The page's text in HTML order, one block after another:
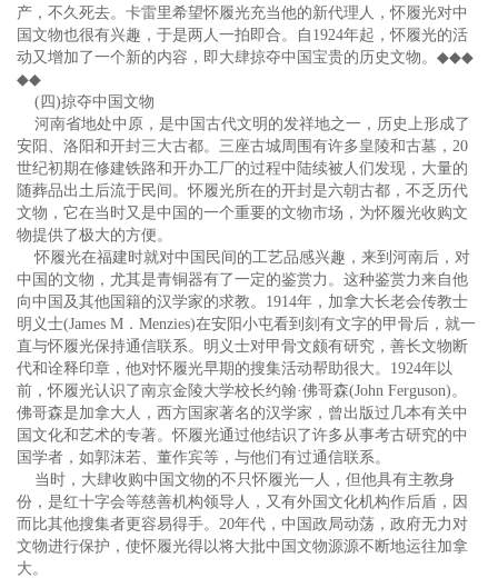
产，不久死去。卡雷里希望怀履光充当他的新代理人，怀履光对中
国文物也很有兴趣，于是两人一拍即合。自1924年起，怀履光的活
动又增加了一个新的内容，即大肆掠夺中国宝贵的历史文物。 ◆◆◆
◆◆
(四)掠夺中国文物
河南省地处中原，是中国古代文明的发祥地之一，历史上形成了
安阳、洛阳和开封三大古都。三座古城周围有许多皇陵和古墓，20
世纪初期在修建铁路和开办工厂的过程中陆续被人们发现，大量的
随葬品出土后流于民间。怀履光所在的开封是六朝古都，不乏历代
文物，它在当时又是中国的一个重要的文物市场，为怀履光收购文
物提供了极大的方便。
怀履光在福建时就对中国民间的工艺品感兴趣，来到河南后，对
中国的文物，尤其是青铜器有了一定的鉴赏力。这种鉴赏力来自他
向中国及其他国籍的汉学家的求教。1914年，加拿大长老会传教士
明义士(James M．Menzies)在安阳小屯看到刻有文字的甲骨后，就一
直与怀履光保持通信联系。明义士对甲骨文颇有研究，善长文物断
代和诠释印章，他对怀履光早期的搜集活动帮助很大。1924年以
前，怀履光认识了南京金陵大学校长约翰·佛哥森(John Ferguson)。
佛哥森是加拿大人，西方国家著名的汉学家，曾出版过几本有关中
国文化和艺术的专著。怀履光通过他结识了许多从事考古研究的中
国学者，如郭沫若、董作宾等，与他们有过通信联系。
当时，大肆收购中国文物的不只怀履光一人，但他具有主教身
份，是红十字会等慈善机构领导人，又有外国文化机构作后盾，因
而比其他搜集者更容易得手。20年代，中国政局动荡，政府无力对
文物进行保护，使怀履光得以将大批中国文物源源不断地运往加拿
大。